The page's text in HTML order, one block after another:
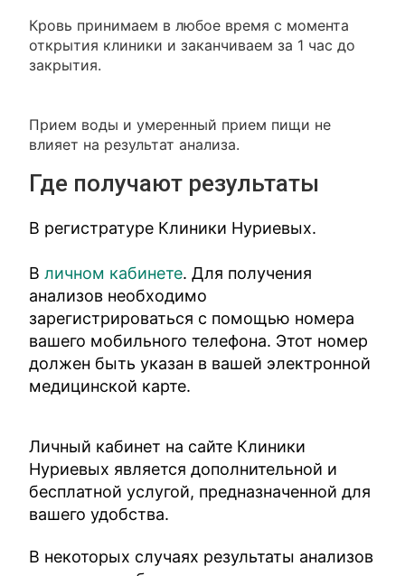
Кровь принимаем в любое время с момента
открытия клиники и заканчиваем за 1 час до
закрытия.
Прием воды и умеренный прием пищи не
влияет на результат анализа.
Где получают результаты
В регистратуре Клиники Нуриевых.
Вличном кабинете. Для получения
анализов необходимо
зарегистрироваться с помощью номера
вашего мобильного телефона. Этот номер
должен быть указан в вашей электронной
медицинской карте.
Личный кабинет на сайте Клиники
Нуриевых является дополнительной и
бесплатной услугой, предназначенной для
вашего удобства.
В некоторых случаях результаты анализов